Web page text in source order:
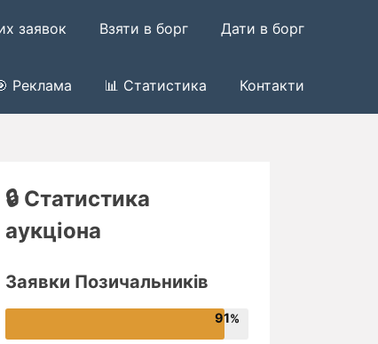
заявок Взяти в борг Дати в борг
Реклама 📊 Статистика Контакти
🔒 Статистика
аукціона
Заявки Позичальників
91